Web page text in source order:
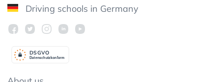
Driving schools in Germany
Datenschutzkonform
DSGVO